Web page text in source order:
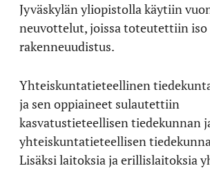
Jyväskylän yliopistolla käytiin
neuvottelut, joissa toteutettiin iso
rakenneuudistus.
Yhteiskuntatieteellinen
ja sen oppiaineet sulautettiin
kasvatustieteellisen tiedekunnan
yhteiskuntatieteellisen
Lisäksi laitoksia ja erillislaitoksia